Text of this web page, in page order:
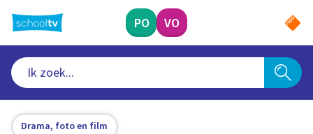
naar
hoofdinhoud
PO VO
Drama, foto en film